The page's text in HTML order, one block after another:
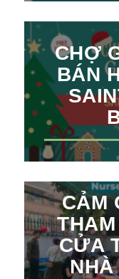
CHỢ
BÁN
CẢM
CỬA
NHÀ